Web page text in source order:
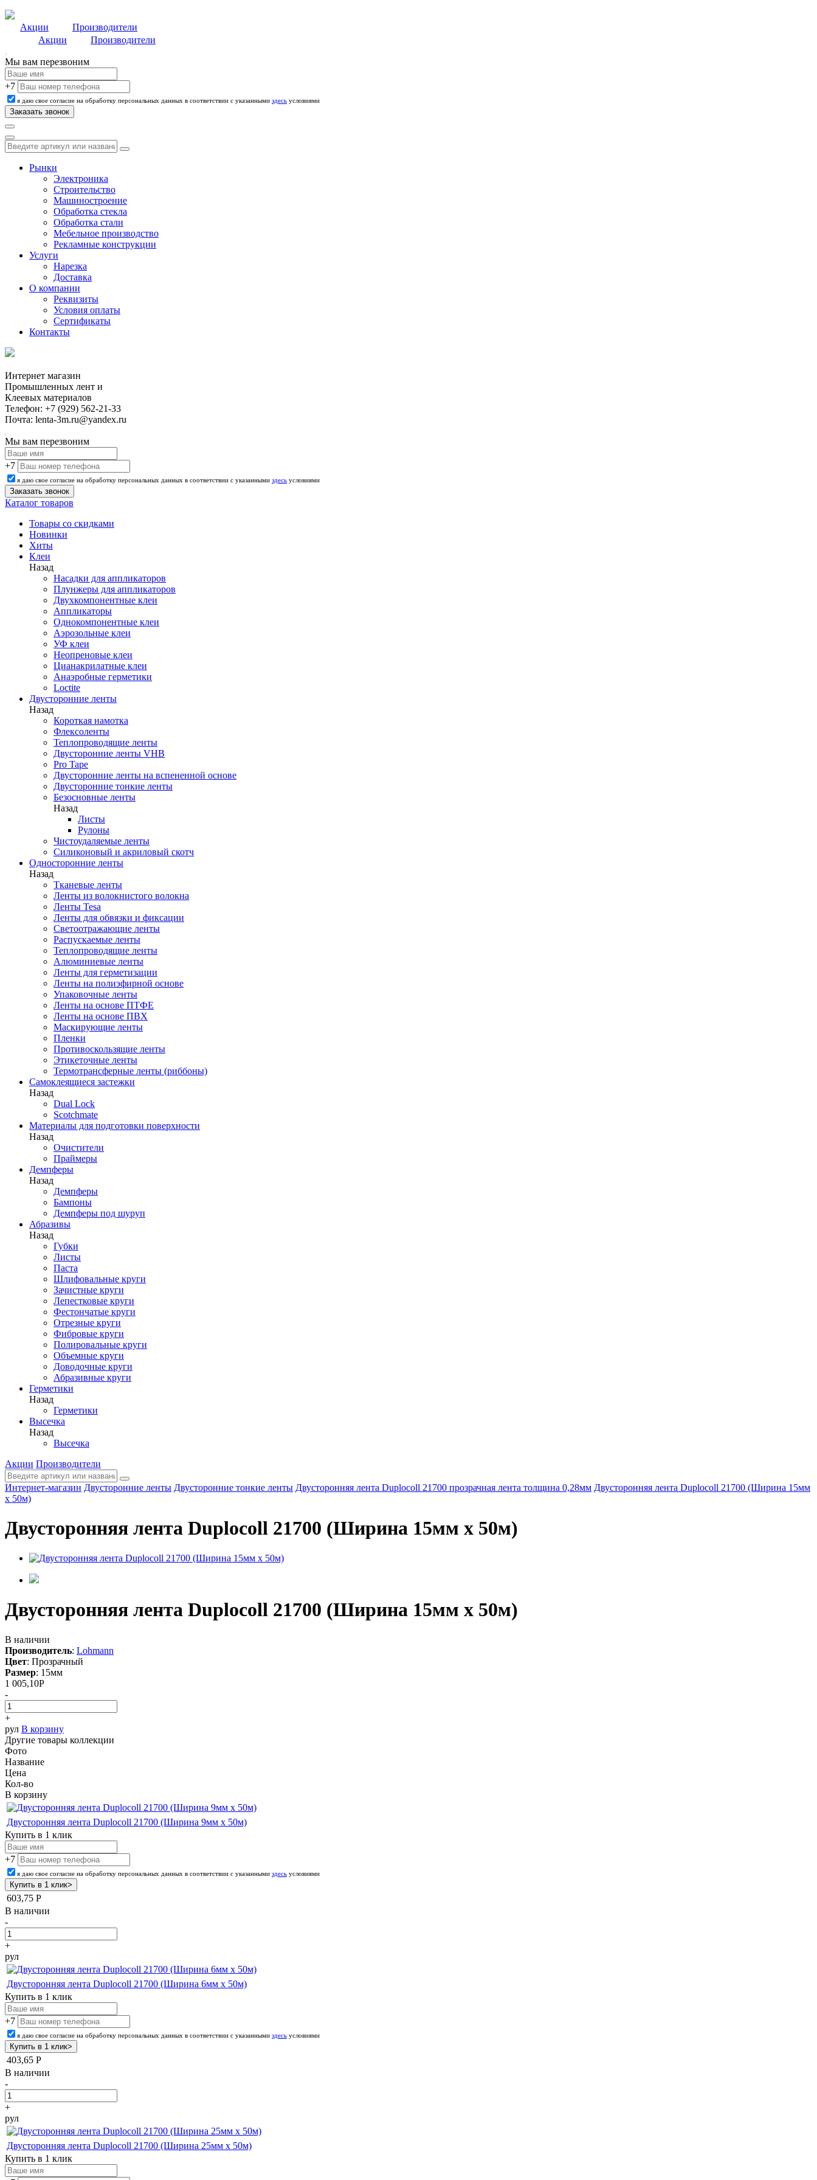
Акции
Производители
Акции
Производители
Мы вам перезвоним
+7
я даю свое согласие на обработку персональных данных в соответствии с указанными здесь условиями
Рынки
Электроника
Строительство
Машиностроение
Обработка стекла
Обработка стали
Мебельное производство
Рекламные конструкции
Услуги
Нарезка
Доставка
О компании
Реквизиты
Условия оплаты
Сертификаты
Контакты
Интернет магазин
Промышленных лент и
Клеевых материалов
Телефон: +7 (929) 562-21-33
Почта: lenta-3m.ru@yandex.ru
Мы вам перезвоним
+7
я даю свое согласие на обработку персональных данных в соответствии с указанными здесь условиями
Каталог товаров
Товары со скидками
Новинки
Хиты
Клеи
Назад
Насадки для аппликаторов
Плунжеры для аппликаторов
Двухкомпонентные клеи
Аппликаторы
Однокомпонентные клеи
Аэрозольные клеи
УФ клеи
Неопреновые клеи
Цианакрилатные клеи
Анаэробные герметики
Loctite
Двусторонние ленты
Назад
Короткая намотка
Флексоленты
Теплопроводящие ленты
Двусторонние ленты VHB
Pro Tape
Двусторонние ленты на вспененной основе
Двусторонние тонкие ленты
Безосновные ленты
Назад
Листы
Рулоны
Чистоудаляемые ленты
Силиконовый и акриловый скотч
Односторонние ленты
Назад
Тканевые ленты
Ленты из волокнистого волокна
Ленты Tesa
Ленты для обвязки и фиксации
Светоотражающие ленты
Распускаемые ленты
Теплопроводящие ленты
Алюминиевые ленты
Ленты для герметизации
Ленты на полиэфирной основе
Упаковочные ленты
Ленты на основе ПТФЕ
Ленты на основе ПВХ
Маскирующие ленты
Пленки
Противоскользящие ленты
Этикеточные ленты
Термотрансферные ленты (риббоны)
Cамоклеящиеся застежки
Назад
Dual Lock
Scotchmate
Материалы для подготовки поверхности
Назад
Очистители
Праймеры
Демпферы
Назад
Демпферы
Бампоны
Демпферы под шуруп
Абразивы
Назад
Губки
Листы
Паста
Шлифовальные круги
Зачистные круги
Лепестковые круги
Фестончатые круги
Отрезные круги
Фибровые круги
Полировальные круги
Объемные круги
Доводочные круги
Абразивные круги
Герметики
Назад
Герметики
Высечка
Назад
Высечка
Акции Производители
Интернет-магазин Двусторонние ленты Двусторонние тонкие ленты Двусторонняя лента Duplocoll 21700 прозрачная лента толщина 0,28мм Двусторонняя лента Duplocoll 21700 (Ширина 15мм
х 50м)
Двусторонняя лента Duplocoll 21700 (Ширина 15мм х 50м)
Двусторонняя лента Duplocoll 21700 (Ширина 15мм х 50м)
В наличии
Производитель: Lohmann
Цвет: Прозрачный
Размер: 15мм
1 005,10Р
-
+
рул В корзину
Другие товары коллекции
Фото
Название
Цена
Кол-во
В корзину
Двусторонняя лента Duplocoll 21700 (Ширина 9мм х 50м)
Купить в 1 клик
+7
я даю свое согласие на обработку персональных данных в соответствии с указанными здесь условиями
603,75 Р
В наличии
-
+
рул
Двусторонняя лента Duplocoll 21700 (Ширина 6мм х 50м)
Купить в 1 клик
+7
я даю свое согласие на обработку персональных данных в соответствии с указанными здесь условиями
403,65 Р
В наличии
-
+
рул
Двусторонняя лента Duplocoll 21700 (Ширина 25мм х 50м)
Купить в 1 клик